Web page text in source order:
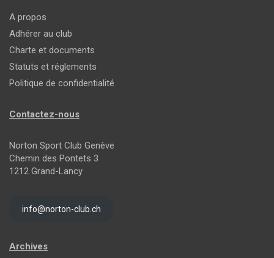
A propos
Adhérer au club
Charte et documents
Statuts et réglements
Politique de confidentialité
Contactez-nous
Norton Sport Club Genève
Chemin des Pontets 3
1212 Grand-Lancy
info@norton-club.ch
Archives